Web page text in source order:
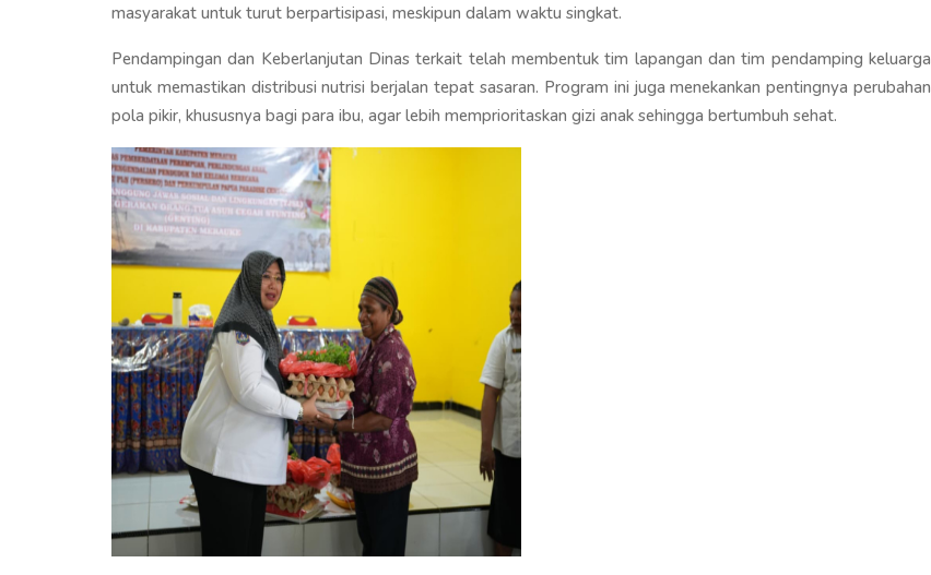
masyarakat untuk turut berpartisipasi, meskipun dalam waktu singkat.
Pendampingan dan Keberlanjutan Dinas terkait telah membentuk tim lapangan dan tim pendamping keluarga
untuk memastikan distribusi nutrisi berjalan tepat sasaran. Program ini juga menekankan pentingnya perubahan
pola pikir, khususnya bagi para ibu, agar lebih memprioritaskan gizi anak sehingga bertumbuh sehat.